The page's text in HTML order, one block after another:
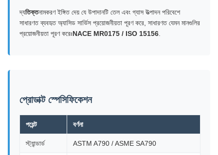
দ্যতিক্তনামকরণ ইঙ্গিত দেয় যে উপাদানটি তেল এবং গ্যাস উত্পাদন পরিবেশে
সাধারণত ব্যবহৃত অ্যাসিড সার্ভিস প্রয়োজনীয়তা পূরণ করে, সাধারণত যেমন মানগুলির
প্রয়োজনীয়তা পূরণ করেঃNACE MR0175 / ISO 15156
প্রোডাক্ট স্পেসিফিকেশন
পয়েন্ট বর্ণনা
স্ট্যান্ডার্ড ASTM A790 / ASME SA790